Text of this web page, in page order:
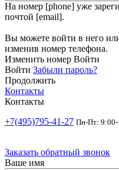
На номер [phone] уже
почтой [email].
Вы можете войти в него
изменив номер телефона.
Изменить номер Войти
Войти Забыли пароль?
Продолжить
Контакты
Контакты
+7(495)795-41-27 Пн-Пт: 9:00-
Заказать обратный звонок
Ваше имя